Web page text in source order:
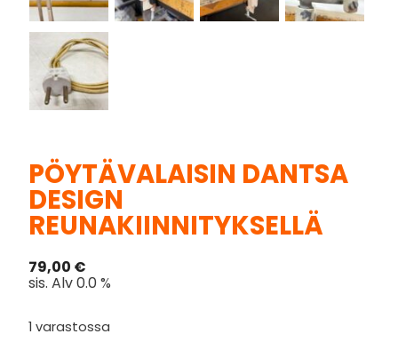
PÖYTÄVALAISIN DANTSA
DESIGN
REUNAKIINNITYKSELLÄ
79,00 €
sis. Alv 0.0 %
1 varastossa